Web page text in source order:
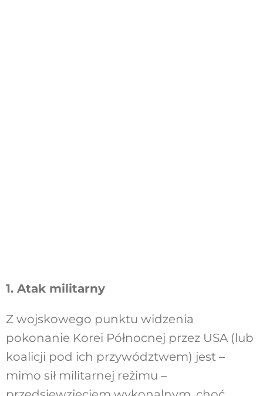
1. Atak militarny
Z wojskowego punktu widzenia
pokonanie Korei Północnej przez USA (lub
koalicji pod ich przywództwem) jest –
mimo sił militarnej reżimu –